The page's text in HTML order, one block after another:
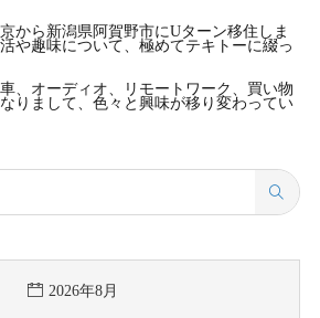
から新潟県阿賀野市にUターン移住しま
や趣味について、極めてテキトーに綴っ
、オーディオ、リモートワーク、買い物
りまして、色々と興味が移り変わってい
2026年8月